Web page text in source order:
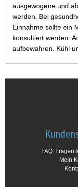
ausgewogene und
werden. Bei
Einnahme sollte ein
konsultiert werden.
aufbewahren. Kühl
FAQ: Fragen
Mein